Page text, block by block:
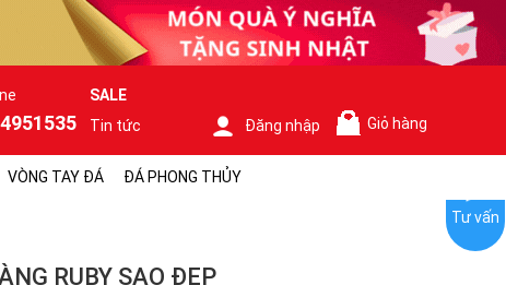
SALE
Tin tức
Đăng nhập Giỏ hàng
VÒNG TAY ĐÁ ĐÁ PHONG THỦY
RUBY SAO ĐẸP
Tư vấn